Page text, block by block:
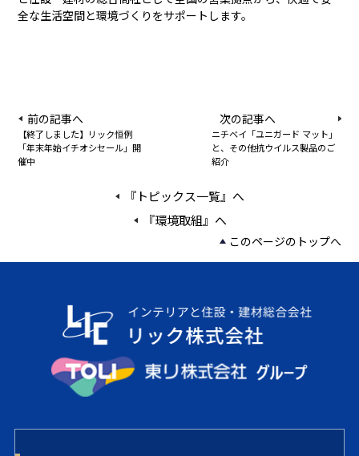
全な生活空間と環境づくりをサポートします。
前の記事へ
【終了しました】リック恒例
「年末年始イチオシセール」開
催中
次の記事へ
ニチベイ「ユニガード マット」
と、その他抗ウイルス製品のご
紹介
『トピックス一覧』へ
『環境取組』へ
このページのトップへ